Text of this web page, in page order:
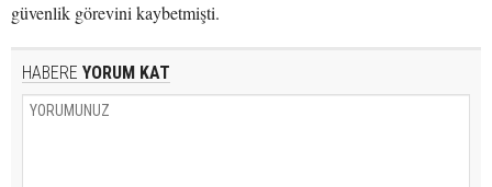
güvenlik görevini kaybetmişti.
HABERE YORUM KAT